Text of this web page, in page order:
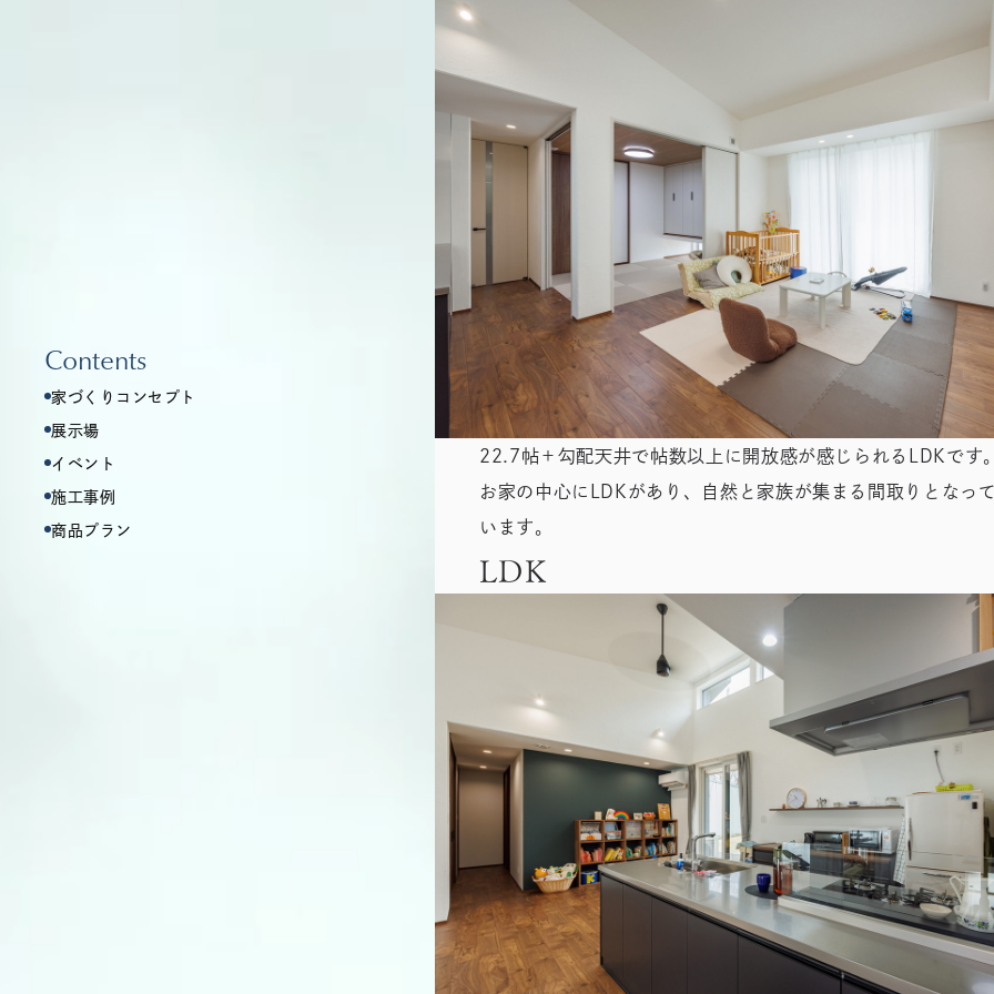
Contents
家づくりコンセプト
展示場
イベント
施工事例
商品プラン
22.7帖＋勾配天井で帖数以上に開放感が感じられるLDKです
お家の中心にLDKがあり、自然と家族が集まる間取りとなっ
います。
LDK